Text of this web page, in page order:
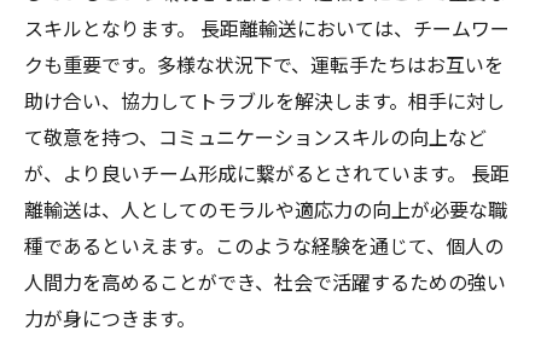
スキルとなります。 長距離輸送においては、チームワー
クも重要です。多様な状況下で、運転手たちはお互いを
助け合い、協力してトラブルを解決します。相手に対し
て敬意を持つ、コミュニケーションスキルの向上など
が、より良いチーム形成に繋がるとされています。 長距
離輸送は、人としてのモラルや適応力の向上が必要な職
種であるといえます。このような経験を通じて、個人の
人間力を高めることができ、社会で活躍するための強い
力が身につきます。